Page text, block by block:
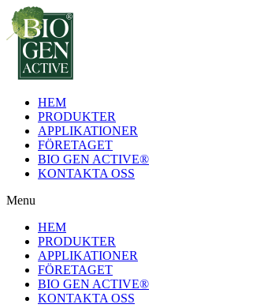
Hoppa
till
innehåll
HEM
PRODUKTER
APPLIKATIONER
FÖRETAGET
BIO GEN ACTIVE®
KONTAKTA OSS
Menu
HEM
PRODUKTER
APPLIKATIONER
FÖRETAGET
BIO GEN ACTIVE®
KONTAKTA OSS